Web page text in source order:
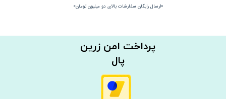
«ارسال رایگان سفارشات بالای دو میلیون تومان»
​​پرداخت امن زرین
پال